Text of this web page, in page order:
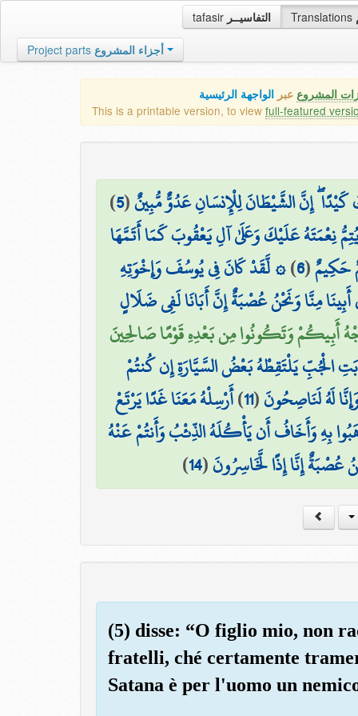
tafasir التفاسيــر Translations
Project parts أجزاء المشروع
المشروع عبر الواجهة الرئيسية
This is a printable version, to view full-featured
إِنَّ الشَّيْطَانَ لِلْإِنسَانِ عَدُوٌّ مُّبِينٌ(
5
)
نِعْمَتَهُ عَلَيْكَ وَعَلَىٰ آلِ يَعْقُوبَ كَمَا أَتَمَّهَا
حَكِيمٌ(
6
)۞ لَّقَدْ كَانَ فِي يُوسُفَ وَإِخْوَتِهِ
مِنَّا وَنَحْنُ عُصْبَةٌ إِنَّ أَبَانَا لَفِي ضَلَالٍ
أَبِيكُمْ وَتَكُونُوا مِن بَعْدِهِ قَوْمًا صَالِحِينَ
الْجُبِّ يَلْتَقِطْهُ بَعْضُ السَّيَّارَةِ إِن كُنتُمْ
لَهُ لَنَاصِحُونَ(
11
)أَرْسِلْهُ مَعَنَا غَدًا يَرْتَعْ
بِهِ وَأَخَافُ أَن يَأْكُلَهُ الذِّئْبُ وَأَنتُمْ عَنْهُ
عُصْبَةٌ إِنَّا إِذًا لَّخَاسِرُونَ(
14
)
(5) disse: “O figlio mio, non
fratelli, ché certamente
Satana è per l'uomo un